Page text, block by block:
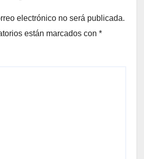
electrónico no será publicada.
están marcados con *